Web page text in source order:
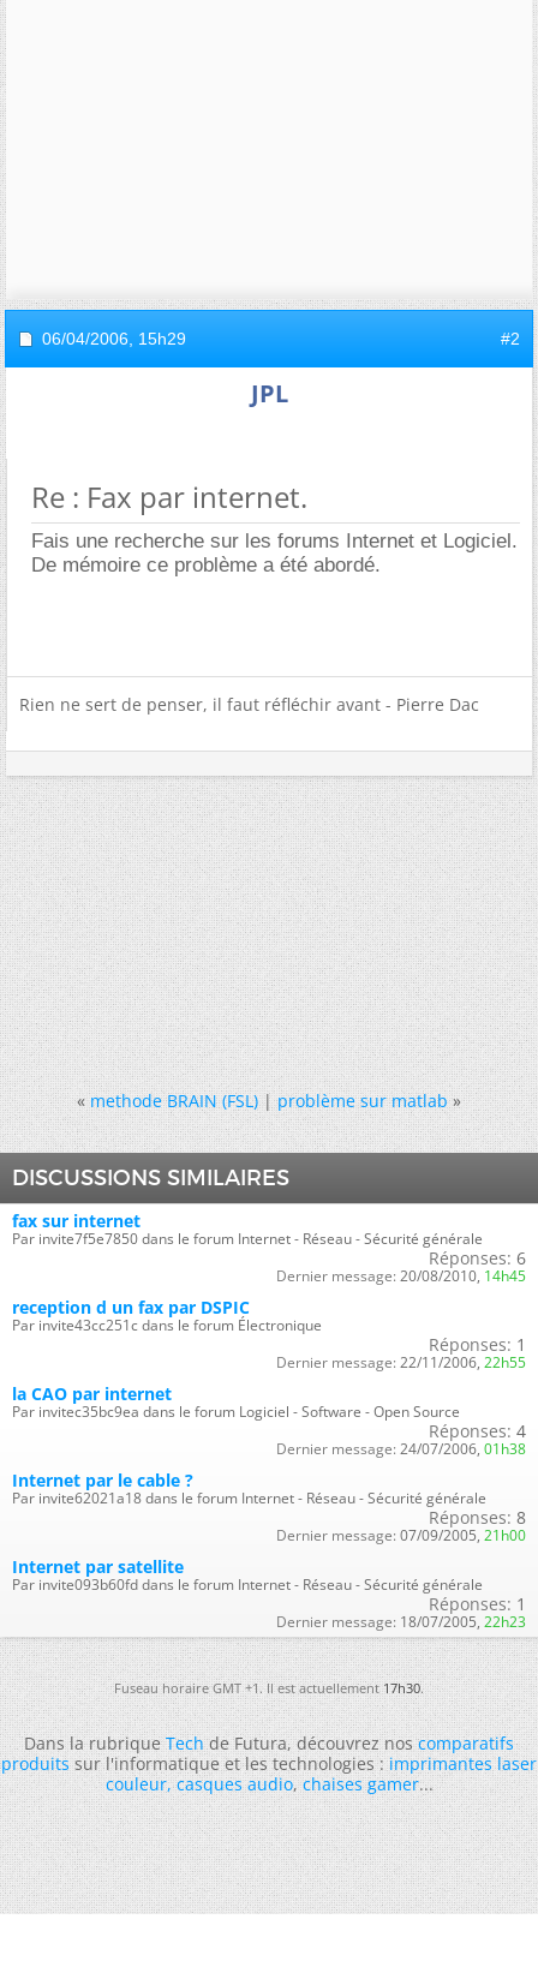
06/04/2006, 15h29 #2
JPL
Re : Fax par internet.
Fais une recherche sur les forums Internet et Logiciel.
De mémoire ce problème a été abordé.
Rien ne sert de penser, il faut réfléchir avant - Pierre Dac
« methode BRAIN (FSL)|problème sur matlab »
DISCUSSIONS SIMILAIRES
fax sur internet
Par invite7f5e7850 dans le forum Internet - Réseau - Sécurité générale
Réponses: 6
Dernier message: 20/08/2010, 14h45
reception d un fax par DSPIC
Par invite43cc251c dans le forum Électronique
Réponses: 1
Dernier message: 22/11/2006, 22h55
la CAO par internet
Par invitec35bc9ea dans le forum Logiciel - Software - Open Source
Réponses: 4
Dernier message: 24/07/2006, 01h38
Internet par le cable ?
Par invite62021a18 dans le forum Internet - Réseau - Sécurité générale
Réponses: 8
Dernier message: 07/09/2005, 21h00
Internet par satellite
Par invite093b60fd dans le forum Internet - Réseau - Sécurité générale
Réponses: 1
Dernier message: 18/07/2005, 22h23
Fuseau horaire GMT +1. Il est actuellement17h30.
Dans la rubriqueTechde Futura, découvrez noscomparatifs
produitssur l'informatique et les technologies :imprimantes laser
couleur,casques audio,chaises gamer...